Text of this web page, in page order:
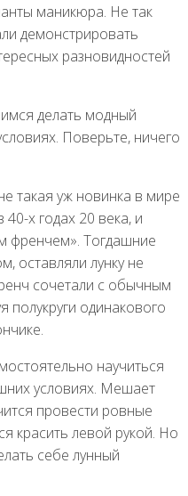
маникюра. Не так
демонстрировать
разновидностей
делать модный
Поверьте, ничего
такая уж новинка в мире
х годах 20 века, и
френчем». Тогдашние
оставляли лунку не
сочетали с обычным
полукруги одинакового
научиться
условиях. Мешает
провести ровные
красить левой рукой. Но
себе лунный